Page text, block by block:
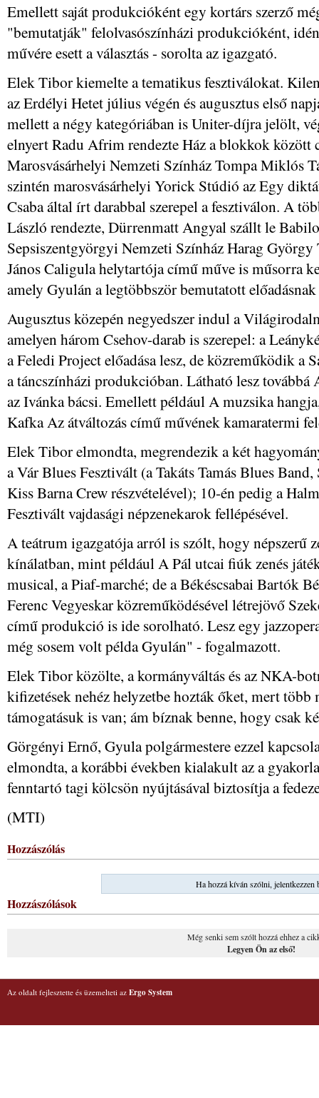
Emellett saját produkcióként egy kortárs szerző
"bemutatják" felolvasószínházi produkcióként,
művére esett a választás - sorolta az igazgató.
Elek Tibor kiemelte a tematikus fesztiválokat.
az Erdélyi Hetet július végén és augusztus első
mellett a négy kategóriában is Uniter-díjra jelölt,
elnyert Radu Afrim rendezte Ház a blokkok között
Marosvásárhelyi Nemzeti Színház Tompa Miklós
szintén marosvásárhelyi Yorick Stúdió az Egy
Csaba által írt darabbal szerepel a fesztiválon. A
László rendezte, Dürrenmatt Angyal szállt le
Sepsiszentgyörgyi Nemzeti Színház Harag György
János Caligula helytartója című műve is műsorra
amely Gyulán a legtöbbször bemutatott
Augusztus közepén negyedszer indul a
amelyen három Csehov-darab is szerepel: a
a Feledi Project előadása lesz, de közreműködik a
a táncszínházi produkcióban. Látható lesz
az Ivánka bácsi. Emellett például A muzsika
Kafka Az átváltozás című művének kamaratermi
Elek Tibor elmondta, megrendezik a két
a Vár Blues Fesztivált (a Takáts Tamás Blues
Kiss Barna Crew részvételével); 10-én pedig a
Fesztivált vajdasági népzenekarok fellépésével.
A teátrum igazgatója arról is szólt, hogy népszerű
kínálatban, mint például A Pál utcai fiúk zenés
musical, a Piaf-marché; de a Békéscsabai Bartók
Ferenc Vegyeskar közreműködésével létrejövő
című produkció is ide sorolható. Lesz egy
még sosem volt példa Gyulán" - fogalmazott.
Elek Tibor közölte, a kormányváltás és az NKA-
kifizetések nehéz helyzetbe hozták őket, mert
támogatásuk is van; ám bíznak benne, hogy csak
Görgényi Ernő, Gyula polgármestere ezzel
elmondta, a korábbi években kialakult az a
fenntartó tagi kölcsön nyújtásával biztosítja a
(MTI)
Hozzászólás
Ha hozzá kíván szólni, jelentkezzen
Hozzászólások
Még senki sem szólt hozzá ehhez a
Legyen Ön az első!
Az oldalt fejlesztette és üzemelteti az Ergo System